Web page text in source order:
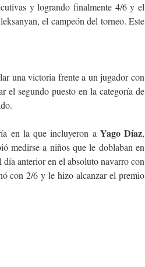
y logrando finalmente 4/6 y el
el campeón del torneo. Este
una victoria frente a un jugador con
el segundo puesto en la categoría de
en la que incluyeron a Yago Díaz,
medirse a niños que le doblaban en
anterior en el absoluto navarro con
con 2/6 y le hizo alcanzar el premio